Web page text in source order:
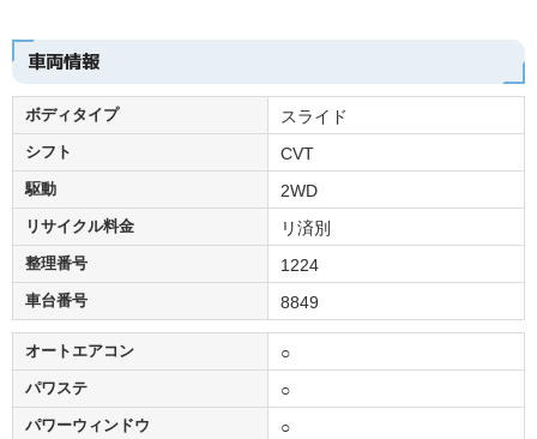
車両情報
ボディタイプ スライド
シフト CVT
駆動 2WD
リサイクル料金 リ済別
整理番号 1224
車台番号 8849
オートエアコン ○
パワステ ○
パワーウィンドウ ○